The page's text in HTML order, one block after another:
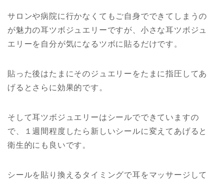
サロンや病院に行かなくてもご自身でできてしまうの
が魅力の耳ツボジュエリーですが、小さな耳ツボジュ
エリーを自分が気になるツボに貼るだけです。
貼った後はたまにそのジュエリーをたまに指圧してあ
げるとさらに効果的です。
そして耳ツボジュエリーはシールでできていますの
で、１週間程度したら新しいシールに変えてあげると
衛生的にも良いです。
シールを貼り換えるタイミングで耳をマッサージして